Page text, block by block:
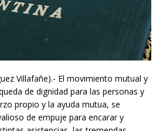
Villafañe).- El movimiento mutual y
de dignidad para las personas y
propio y la ayuda mutua, se
de empuje para encarar y